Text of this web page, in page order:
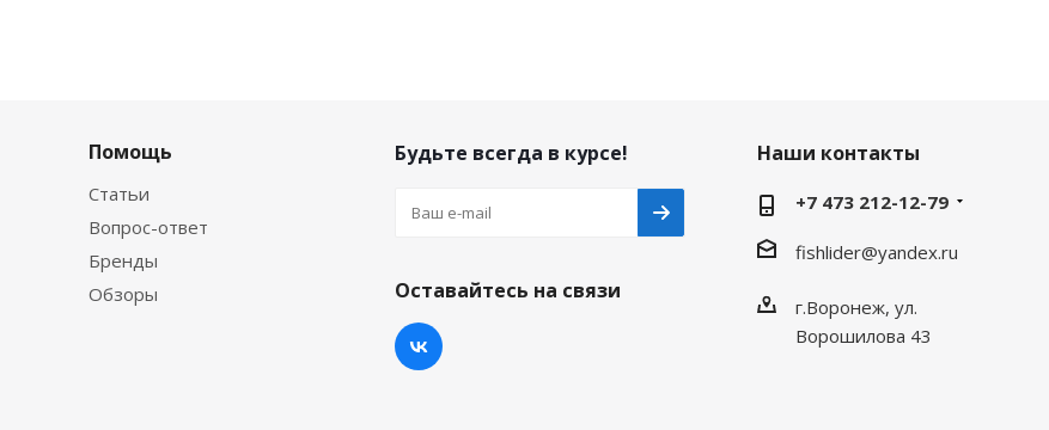
Помощь
Статьи
Вопрос-ответ
Бренды
Обзоры
Будьте всегда в курсе!
Оставайтесь на связи
Наши контакты
+7 473 212-12-79
fishlider@yandex.ru
г.Воронеж, ул.
Ворошилова 43